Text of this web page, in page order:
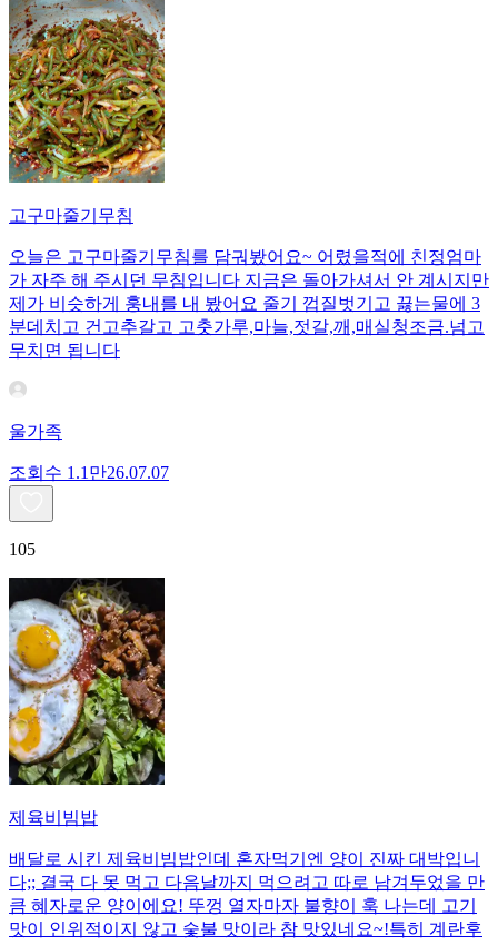
고구마줄기무침
오늘은 고구마줄기무침를 담궈봤어요~ 어렸을적에 친정엄마
가 자주 해 주시던 무침입니다 지금은 돌아가셔서 안 계시지만
제가 비슷하게 훙내를 내 봤어요 줄기 껍질벗기고 끓는물에 3
분데치고 건고추갈고 고춧가루,마늘,젓갈,깨,매실청조금.넘고
무치면 됩니다
울가족
조회수 1.1만26.07.07
105
제육비빔밥
배달로 시킨 제육비빔밥인데 혼자먹기엔 양이 진짜 대박입니
다;; 결국 다 못 먹고 다음날까지 먹으려고 따로 남겨두었을 만
큼 혜자로운 양이에요! 뚜껑 열자마자 불향이 훅 나는데 고기
맛이 인위적이지 않고 숯불 맛이라 참 맛있네요~!특히 계란후